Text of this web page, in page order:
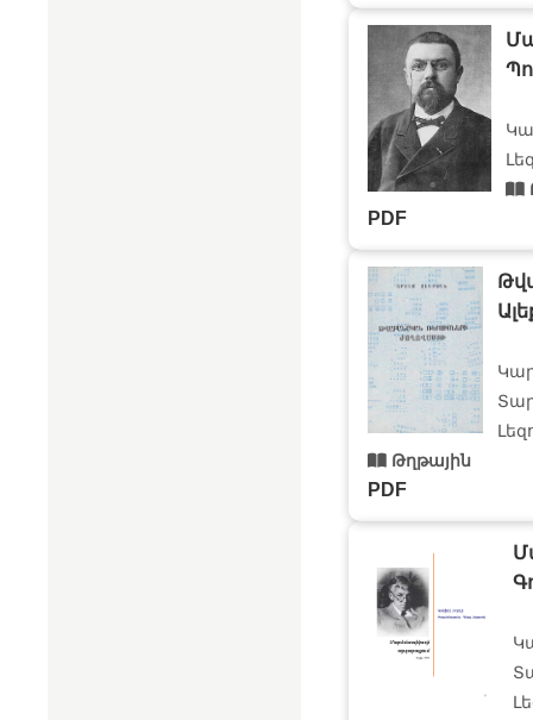
PDF
Թղթային
PDF